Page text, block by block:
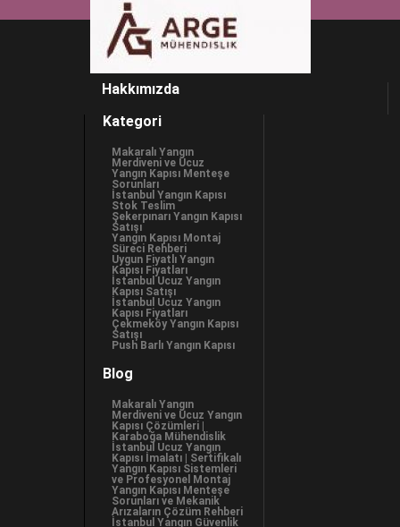
Hakkımızda
Kategori
Makaralı Yangın
Merdiveni ve Ucuz
Yangın Kapısı Menteşe
Sorunları
İstanbul Yangın Kapısı
Stok Teslim
Şekerpınarı Yangın Kapısı
Satışı
Yangın Kapısı Montaj
Süreci Rehberi
Uygun Fiyatlı Yangın
Kapısı Fiyatları
İstanbul Ucuz Yangın
Kapısı Satışı
İstanbul Ucuz Yangın
Kapısı Fiyatları
Çekmeköy Yangın Kapısı
Satışı
Push Barlı Yangın Kapısı
Blog
Makaralı Yangın
Merdiveni ve Ucuz Yangın
Kapısı Çözümleri |
Karaboğa Mühendislik
İstanbul Ucuz Yangın
Kapısı İmalatı | Sertifikalı
Yangın Kapısı Sistemleri
ve Profesyonel Montaj
Yangın Kapısı Menteşe
Sorunları ve Mekanik
Arızaların Çözüm Rehberi
İstanbul Yangın Güvenlik